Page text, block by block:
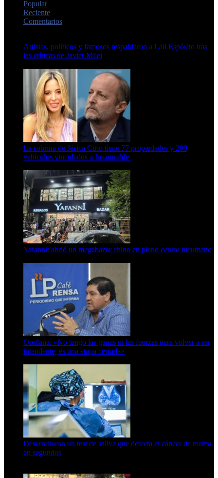
Popular
Reciente
Comentarios
Artistas, políticos y famosos respaldaron a Lali Espósito tras
las críticas de Javier Milei
La sobrina de Jésica Cirio tiene 77 propiedades y 200
vehículos vinculados a Insaurralde.
Yafanni: abrió un megabazar chino en pleno centro tucumano
Orellana: «No tengo las ganas ni las fuerzas para volver a ser
intendente, es una etapa cerrada»
Desarrollaron un test de saliva que detecta el cáncer de mama
en segundos